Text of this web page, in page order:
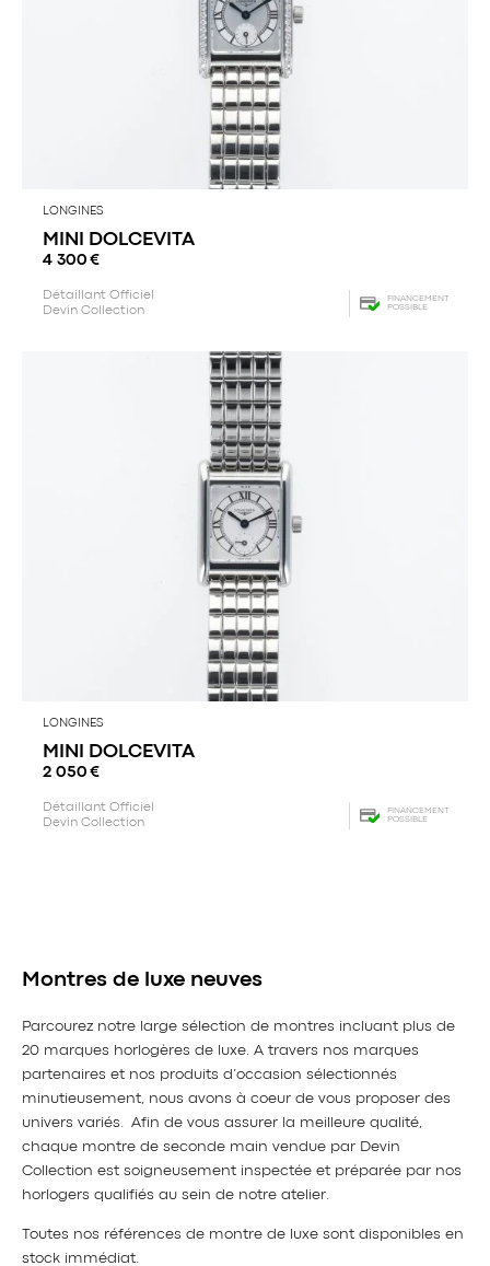
LONGINES
MINI DOLCEVITA
4 300 €
Détaillant Officiel
Devin Collection
FINANCEMENT
POSSIBLE
LONGINES
MINI DOLCEVITA
2 050 €
Détaillant Officiel
Devin Collection
FINANCEMENT
POSSIBLE
Montres de luxe neuves
Parcourez notre large sélection de montres incluant plus de
20 marques horlogères de luxe. A travers nos marques
partenaires et nos produits d’occasion sélectionnés
minutieusement, nous avons à coeur de vous proposer des
univers variés. Afin de vous assurer la meilleure qualité,
chaque montre de seconde main vendue par Devin
Collection est soigneusement inspectée et préparée par nos
horlogers qualifiés au sein de notre atelier.
Toutes nos références de montre de luxe sont disponibles en
stock immédiat.